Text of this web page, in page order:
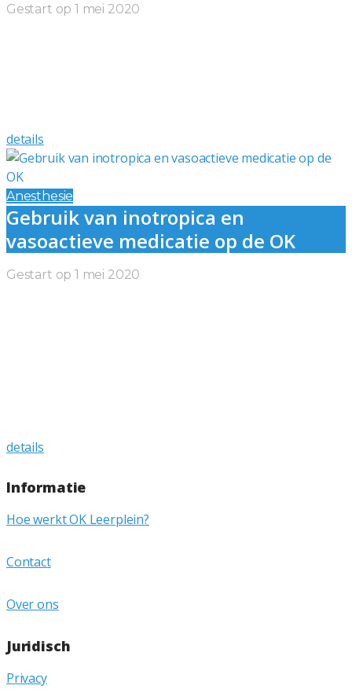
Gestart op1 mei 2020
details
Anesthesie
Gebruik van inotropica en
vasoactieve medicatie op de OK
Gestart op1 mei 2020
details
Informatie
Hoe werkt OK Leerplein?
Contact
Over ons
Juridisch
Privacy